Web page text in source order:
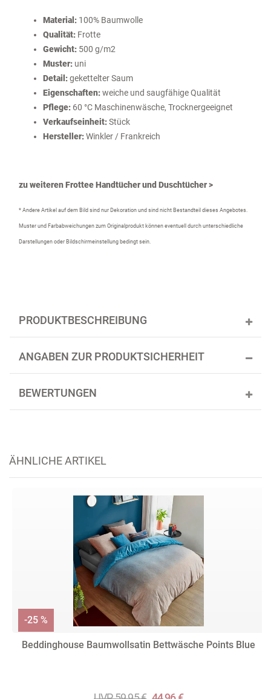
Material: 100% Baumwolle
Qualität: Frotte
Gewicht: 500 g/m2
Muster: uni
Detail:gekettelter Saum
Eigenschaften:weiche und saugfähige Qualität
Pflege: 60 °C Maschinenwäsche, Trocknergeeignet
Verkaufseinheit:Stück
Hersteller:Winkler / Frankreich
zu weiteren Frottee Handtücher und Duschtücher >
* Andere Artikel auf dem Bild sind nur Dekoration und sind nicht Bestandteil dieses Angebotes.
Muster und Farbabweichungen zum Originalprodukt können eventuell durch unterschiedliche
Darstellungen oder Bildschirmeinstellung bedingt sein.
PRODUKTBESCHREIBUNG
ANGABEN ZUR PRODUKTSICHERHEIT
BEWERTUNGEN
ÄHNLICHE ARTIKEL
Beddinghouse Baumwollsatin Bettwäsche Points Blue
-25 %